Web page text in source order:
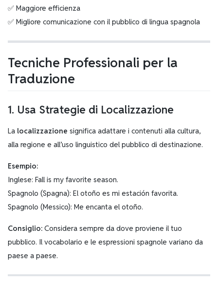
✅ Maggiore efficienza
✅ Migliore comunicazione con il pubblico di lingua spagnola
Tecniche Professionali per la
Traduzione
1. Usa Strategie di Localizzazione
La localizzazione significa adattare i contenuti alla cultura,
alla regione e all’uso linguistico del pubblico di destinazione.
Esempio:
Inglese: Fall is my favorite season.
Spagnolo (Spagna): El otoño es mi estación favorita.
Spagnolo (Messico): Me encanta el otoño.
Consiglio: Considera sempre da dove proviene il tuo
pubblico. Il vocabolario e le espressioni spagnole variano da
paese a paese.